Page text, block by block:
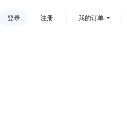
登录 注册 我的订单